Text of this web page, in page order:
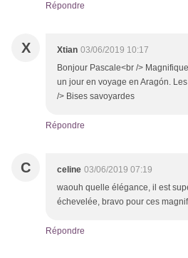
Répondre
X Xtian 03/06/2019 10:17
Bonjour Pascale<br />
un jour en voyage en Aragón.
/> Bises savoyardes
Répondre
C celine 03/06/2019 07:19
waouh quelle élégance, il est
échevelée, bravo pour ces
Répondre